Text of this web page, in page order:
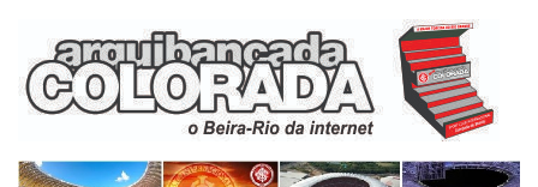
content
Arquibancada Colorada